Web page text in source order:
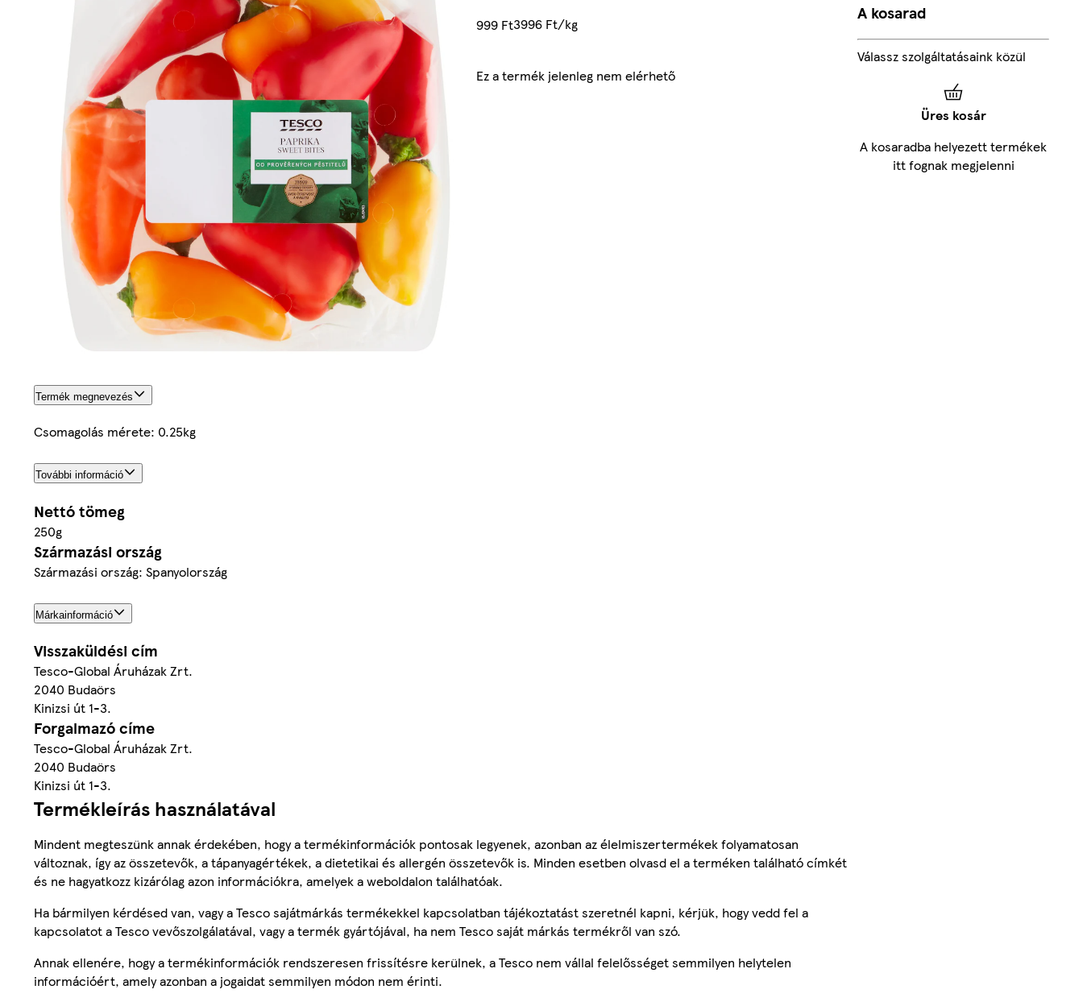
999 Ft3996 Ft/kg
Ez a termék jelenleg nem elérhető
Termék megnevezés
Csomagolás mérete: 0.25kg
További információ
Nettó tömeg
250g
Származási ország
Származási ország: Spanyolország
Márkainformáció
Visszaküldési cím
Tesco-Global Áruházak Zrt.
2040 Budaörs
Kinizsi út 1-3.
Forgalmazó címe
Tesco-Global Áruházak Zrt.
2040 Budaörs
Kinizsi út 1-3.
Termékleírás használatával
Mindent megteszünk annak érdekében, hogy a termékinformációk pontosak legyenek, azonban az élelmiszertermékek folyamatosan
változnak, így az összetevők, a tápanyagértékek, a dietetikai és allergén összetevők is. Minden esetben olvasd el a terméken található címkét
és ne hagyatkozz kizárólag azon információkra, amelyek a weboldalon találhatóak.
Ha bármilyen kérdésed van, vagy a Tesco sajátmárkás termékekkel kapcsolatban tájékoztatást szeretnél kapni, kérjük, hogy vedd fel a
kapcsolatot a Tesco vevőszolgálatával, vagy a termék gyártójával, ha nem Tesco saját márkás termékről van szó.
Annak ellenére, hogy a termékinformációk rendszeresen frissítésre kerülnek, a Tesco nem vállal felelősséget semmilyen helytelen
információért, amely azonban a jogaidat semmilyen módon nem érinti.
A kosarad
Válassz szolgáltatásaink közül
Üres kosár
A kosaradba helyezett termékek
itt fognak megjelenni